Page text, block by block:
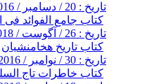
تاریخ : 20 / دسامبر / 2016
کتاب جامع الفوائد فی
تاریخ : 26 / آگوست / 2018
کتاب تاریخ هخامنشیان
تاریخ : 30 / نوامبر / 2016
کتاب خاطرات تاج